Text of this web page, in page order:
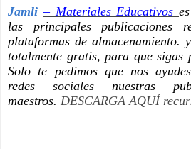
Jamli – Materiales Educativos
las principales publicaciones
plataformas de almacenamiento.
totalmente gratis, para que sigas
Solo te pedimos que nos
redes sociales nuestras
maestros. DESCARGA AQUÍ